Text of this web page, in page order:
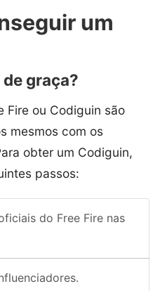
um
graça?
Fire ou Codiguin são
mesmos com os
obter um Codiguin,
passos:
do Free Fire nas